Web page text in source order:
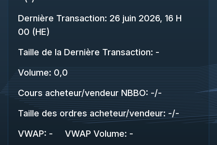
Dernière Transaction: 26 juin 2026, 16 H
00 (HE)
Taille de la Dernière Transaction: -
Volume: 0,0
Cours acheteur/vendeur NBBO: -/-
Taille des ordres acheteur/vendeur: -/-
VWAP: - VWAP Volume: -